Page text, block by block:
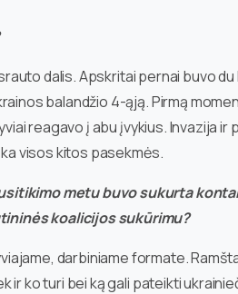
dalis. Apskritai pernai buvo
balandžio 4-ąją. Pirmą
reagavo į abu įvykius. Invazija ir
visos kitos pasekmės.
metu buvo sukurta
koalicijos sukūrimu?
darbiniame formate.
ir ko turi bei ką gali pateikti